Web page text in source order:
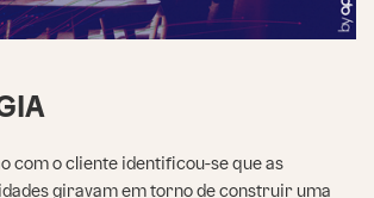
com o cliente identificou-se que as